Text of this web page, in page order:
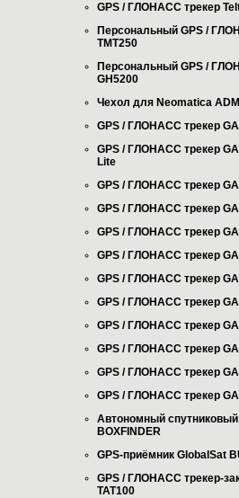
GPS / ГЛОНАСС трекер
Персональный GPS /
TMT250
Персональный GPS /
GH5200
Чехол для Neomatica
GPS / ГЛОНАСС трекер
GPS / ГЛОНАСС трекер
Lite
GPS / ГЛОНАСС трекер
GPS / ГЛОНАСС трекер
GPS / ГЛОНАСС трекер
GPS / ГЛОНАСС трекер
GPS / ГЛОНАСС трекер
GPS / ГЛОНАСС трекер
GPS / ГЛОНАСС трекер
GPS / ГЛОНАСС трекер
GPS / ГЛОНАСС трекер
GPS / ГЛОНАСС трекер
Автономный спутниковый
BOXFINDER
GPS-приёмник GlobalSat
GPS / ГЛОНАСС трекер-
TAT100